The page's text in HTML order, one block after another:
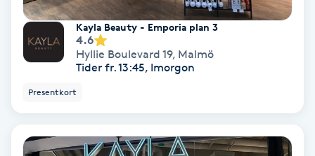
Barber
Barnklippning
Kayla Beauty - Emporia plan 3
4.6
Hyllie Boulevard 19, Malmö
Tider fr. 13:45, Imorgon
Presentkort